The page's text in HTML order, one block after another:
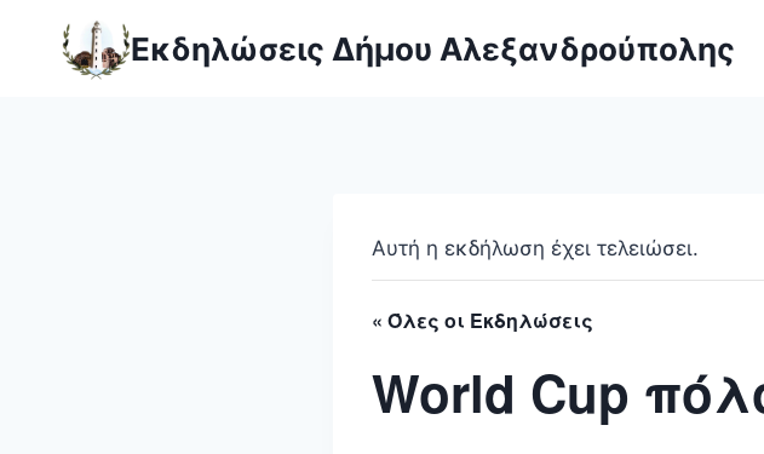
Εκδηλώσεις Δήμου Αλεξανδρούπολης
Αυτή η εκδήλωση έχει τελειώσει.
« Όλες οι Εκδηλώσεις
World Cup